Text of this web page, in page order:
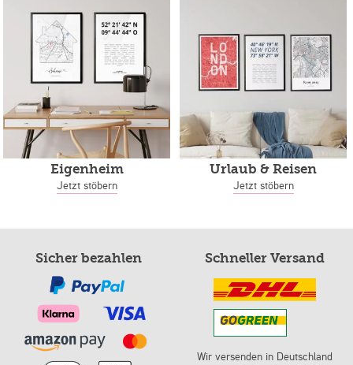
Eigenheim
Jetzt stöbern
Urlaub & Reisen
Jetzt stöbern
Sicher bezahlen Schneller Versand
Wir versenden in Deutschland